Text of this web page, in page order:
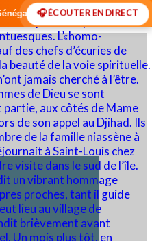
• 🎙️ Débats •
🎧 ÉCOUTER EN DIRECT